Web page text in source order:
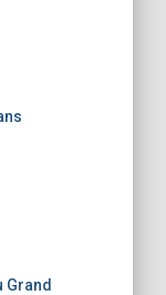
Grand